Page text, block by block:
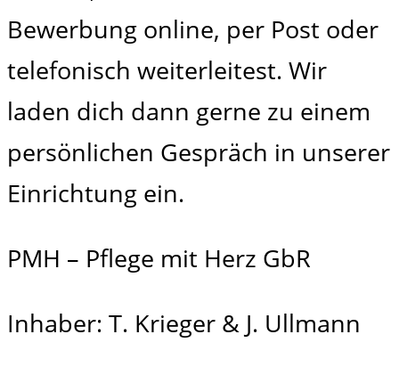
Bewerbung online, per Post oder
telefonisch weiterleitest. Wir
laden dich dann gerne zu einem
persönlichen Gespräch in unserer
Einrichtung ein.
PMH – Pflege mit Herz GbR
Inhaber: T. Krieger & J. Ullmann